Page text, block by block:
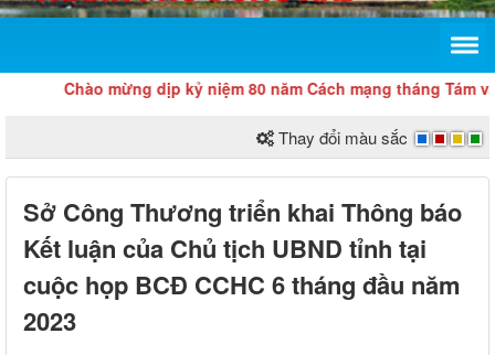
Chào mừng dịp kỷ niệm 80 năm Cách mạng tháng Tám và
Thay đổi màu sắc
Sở Công Thương triển khai Thông báo
Kết luận của Chủ tịch UBND tỉnh tại
cuộc họp BCĐ CCHC 6 tháng đầu năm
2023